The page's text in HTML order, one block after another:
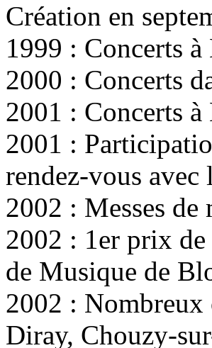
Création en
1999 : Concerts
2000 : Concerts
2001 : Concerts
2001 :
rendez-vous avec
2002 : Messes
2002 : 1er prix de
de Musique de
2002 : Nombreux
Diray, Chouzy-